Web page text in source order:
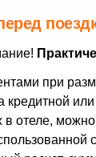
при
в отеле,